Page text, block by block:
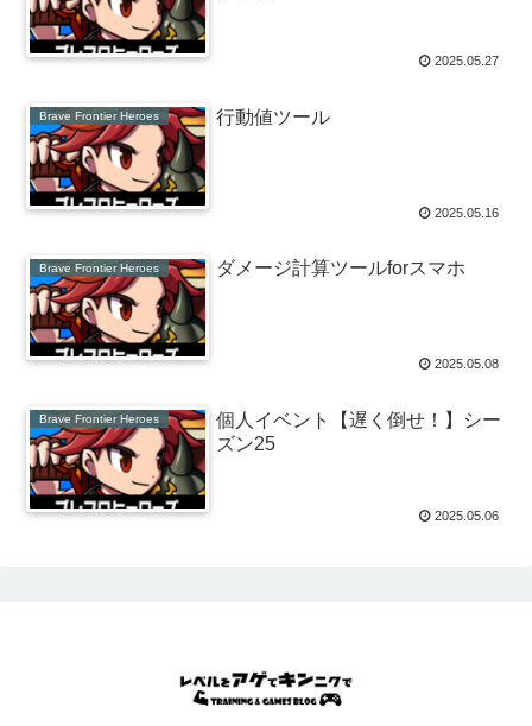
2025.05.27
Brave Frontier Heroes 行動値ツール
2025.05.16
Brave Frontier Heroes ダメージ計算ツールforスマホ
2025.05.08
Brave Frontier Heroes
個人イベント【遅く倒せ！】シー
ズン25
2025.05.06